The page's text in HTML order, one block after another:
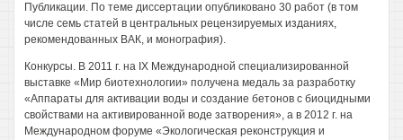
Публикации. По теме диссертации опубликовано 30 работ (в том
числе семь статей в центральных рецензируемых изданиях,
рекомендованных ВАК, и монография).
Конкурсы. В 2011 г. на IX Международной специализированной
выставке «Мир биотехнологии» получена медаль за разработку
«Аппараты для активации воды и создание бетонов с биоцидными
свойствами на активированной воде затворения», а в 2012 г. на
Международном форуме «Экологическая реконструкция и